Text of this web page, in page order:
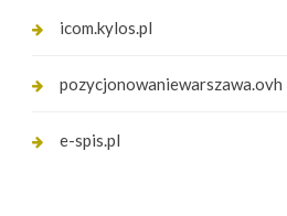
icom.kylos.pl
pozycjonowaniewarszawa.ovh
e-spis.pl